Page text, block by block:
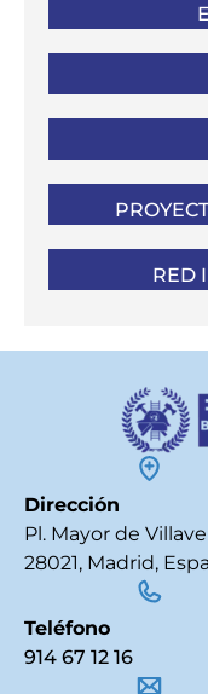
RED
Dirección
Pl. Mayor de
28021, Madrid,
Teléfono
914 67 12 16